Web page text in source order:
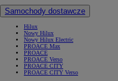
Samochody dostawcze
Hilux
Nowy Hilux
Nowy Hilux Electric
PROACE Max
PROACE
PROACE Verso
PROACE CITY
PROACE CITY Verso